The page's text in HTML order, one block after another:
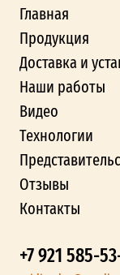
Главная
Продукция
Доставка и
Наши работы
Видео
Технологии
Отзывы
Контакты
+7 921 585-